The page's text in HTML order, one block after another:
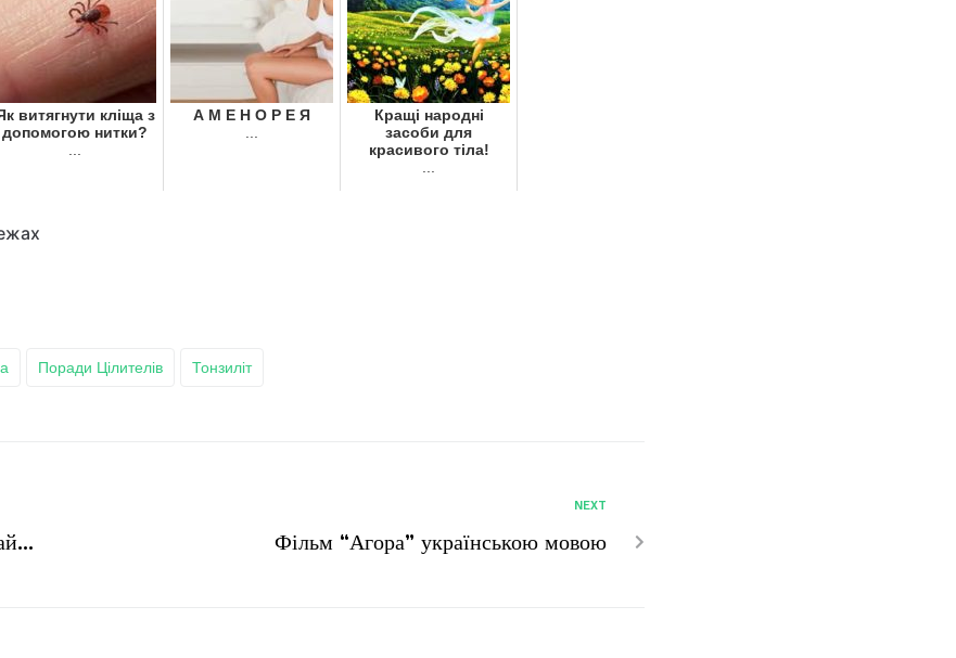
витягнути кліща з
допомогою нитки?
А М Е Н О Р Е Я
Кращі народні
засоби для
красивого тіла!
Поради Цілителів Тонзиліт
NEXT
Фільм “Агора” українською мовою